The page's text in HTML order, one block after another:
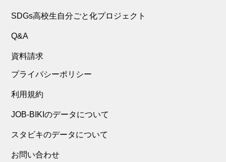
SDGs高校生自分ごと化プロジェクト
Q&A
資料請求
プライバシーポリシー
利用規約
JOB-BIKIのデータについて
スタビキのデータについて
お問い合わせ